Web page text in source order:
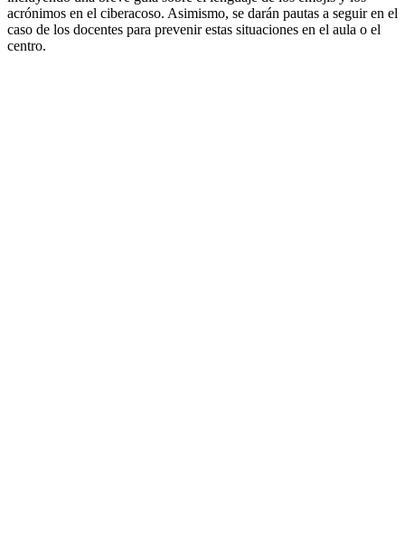
acrónimos en el ciberacoso. Asimismo, se darán pautas a seguir en el
caso de los docentes para prevenir estas situaciones en el aula o el
centro.